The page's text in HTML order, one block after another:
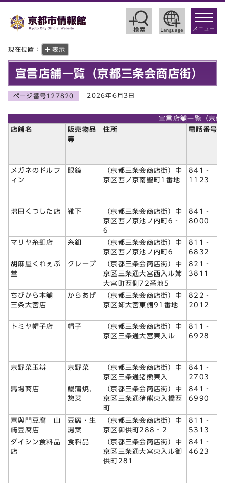
toggle
メニュー
現在位置： 表示
宣言店舗一覧（京都三条会商店街）
ページ番号127820 2026年6月3日
宣言店舗一覧（京
店舗名
販売物品
等
住所 電話番号
メガネのドルフ
ィン
眼鏡
（京都三条会商店街）中
京区西ノ京南聖町1番地
841‐
1123
増田くつした店 靴下
（京都三条会商店街）中
京区西ノ京池ノ内町6‐
6
841‐
8000
マリヤ糸釦店 糸釦
（京都三条会商店街）中
京区西ノ京池ノ内町6
811‐
6832
胡麻屋くれぇぷ
堂
クレープ
（京都三条会商店街）中
京区三条通大宮西入ル姉
大宮町西側72番地5
821‐
3811
ちびから本舗
三条大宮店
からあげ
（京都三条会商店街）中
京区姉大宮東側91番地
822‐
2012
トミヤ帽子店 帽子
（京都三条会商店街）中
京区三条通大宮東入ル
811‐
6928
京野菜玉辨 京野菜
（京都三条会商店街）中
京区三条通猪熊東入
841‐
2703
馬場商店
鰻蒲焼，
惣菜
（京都三条会商店街）中
京区三条通猪熊東入橋西
町
841‐
6990
喜與門豆腐 山
﨑豆腐店
豆腐・生
湯葉
（京都三条会商店街）中
京区御供町288‐2
811‐
5313
ダイシン食料品
店
食料品
（京都三条会商店街）中
京区三条通大宮東入ル御
供町281
841‐
4623